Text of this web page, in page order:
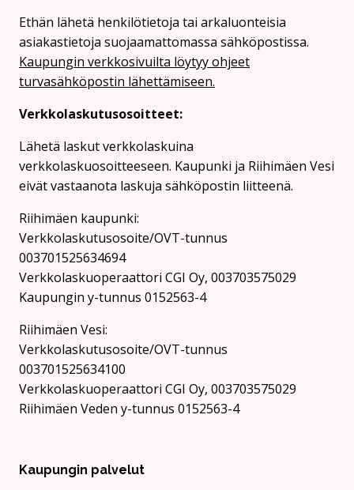
Ethän lähetä henkilötietoja tai arkaluonteisia
asiakastietoja suojaamattomassa sähköpostissa.
Kaupungin verkkosivuilta löytyy ohjeet
turvasähköpostin lähettämiseen.
Verkkolaskutusosoitteet:
Lähetä laskut verkkolaskuina
verkkolaskuosoitteeseen. Kaupunki ja Riihimäen Vesi
eivät vastaanota laskuja sähköpostin liitteenä.
Riihimäen kaupunki:
Verkkolaskutusosoite/OVT-tunnus
003701525634694
Verkkolaskuoperaattori CGI Oy, 003703575029
Kaupungin y-tunnus 0152563-4
Rii­hi­mäen Vesi:
Verkkolaskutusosoite/OVT-tunnus
003701525634100
Verkkolaskuoperaattori CGI Oy, 003703575029
Riihimäen Veden y-tunnus 0152563-4
Kaupungin palvelut